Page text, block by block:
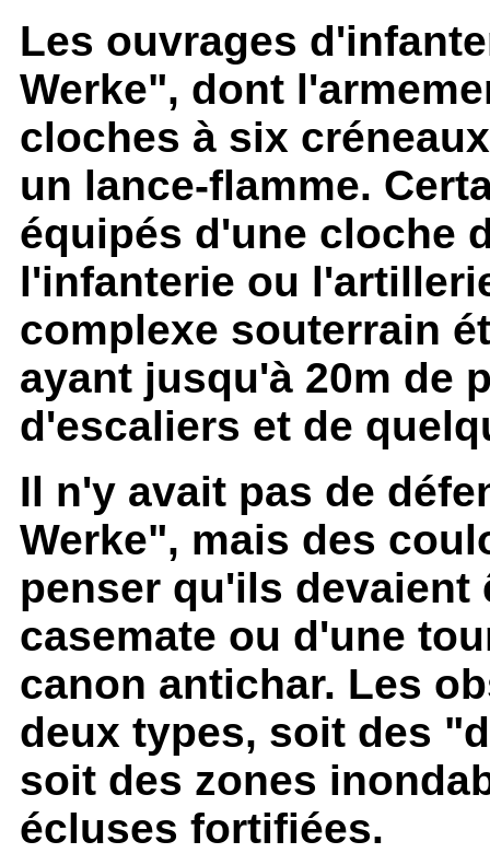
Les ouvrages
Werke", dont
cloches à six
un lance-flamme.
équipés d'une cloche
l'infanterie ou
complexe souterrain
ayant jusqu'à 20m de
d'escaliers et de
Il n'y avait pas de
Werke", mais des
penser qu'ils devaient
casemate ou d'une
canon antichar. Les
deux types, soit des
soit des zones
écluses fortifiées.